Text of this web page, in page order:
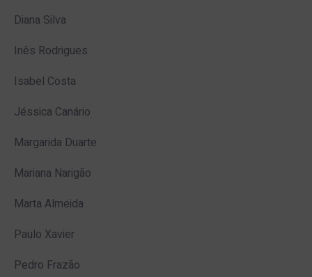
Diana Silva
Inês Rodrigues
Isabel Costa
Jéssica Canário
Margarida Duarte
Mariana Narigão
Marta Almeida
Paulo Xavier
Pedro Frazão